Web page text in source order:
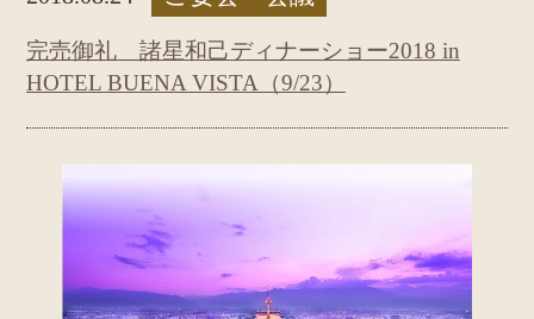
完売御礼 諸星和己ディナーショー2018 in
HOTEL BUENA VISTA（9/23）